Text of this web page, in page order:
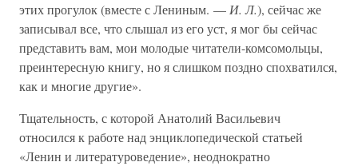
этих прогулок (вместе с Лениным. — И. Л.), сейчас же
записывал все, что слышал из его уст, я мог бы сейчас
представить вам, мои молодые читатели-комсомольцы,
преинтересную книгу, но я слишком поздно спохватился,
как и многие другие».
Тщательность, с которой Анатолий Васильевич
относился к работе над энциклопедической статьей
«Ленин и литературоведение», неоднократно